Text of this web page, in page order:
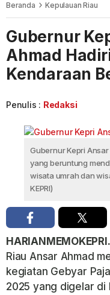
Beranda Kepulauan Riau
Gubernur
Ahmad
Kendaraan
Penulis : Redaksi
Gubernur Kepri
yang beruntung
wisata umrah dan
KEPRI)
Riau Ansar Ahmad
kegiatan Gebyar
2025 yang digelar di